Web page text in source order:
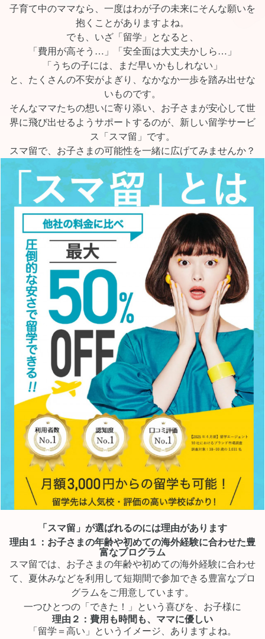
子育て中のママなら、一度はわが子の未来にそんな願いを
抱くことがありますよね。
でも、いざ「留学」となると、
「費用が高そう…」「安全面は大丈夫かしら…」
「うちの子には、まだ早いかもしれない」
と、たくさんの不安がよぎり、なかなか一歩を踏み出せな
いものです。
そんなママたちの想いに寄り添い、お子さまが安心して世
界に飛び出せるようサポートするのが、新しい留学サービ
ス「スマ留」です。
スマ留で、お子さまの可能性を一緒に広げてみませんか？
「スマ留」が選ばれるのには理由があります
理由１：お子さまの年齢や初めての海外経験に合わせた豊
富なプログラム
スマ留では、お子さまの年齢や初めての海外経験に合わせ
て、夏休みなどを利用して短期間で参加できる豊富なプロ
グラムをご用意しています。
一つひとつの「できた！」という喜びを、お子様に
理由２：費用も時間も、ママに優しい
「留学＝高い」というイメージ、ありますよね。